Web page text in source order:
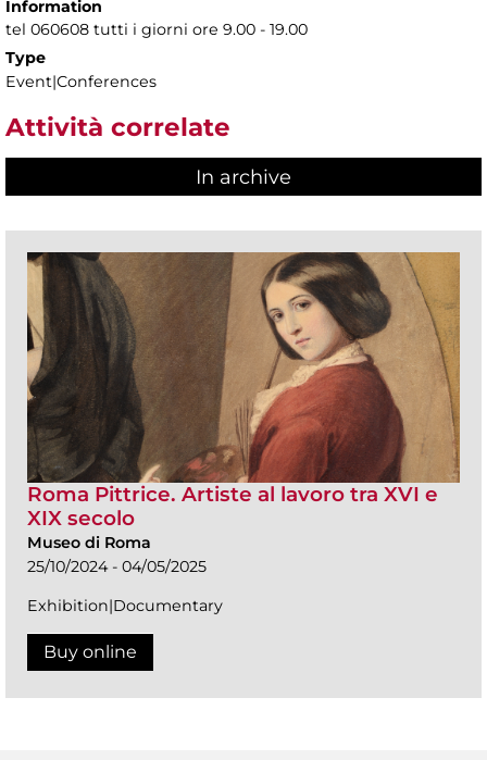
Information
tel 060608 tutti i giorni ore 9.00 - 19.00
Type
Event|Conferences
Attività correlate
In archive
Roma Pittrice. Artiste al lavoro tra XVI e
XIX secolo
Museo di Roma
25/10/2024 - 04/05/2025
Exhibition|Documentary
Buy online